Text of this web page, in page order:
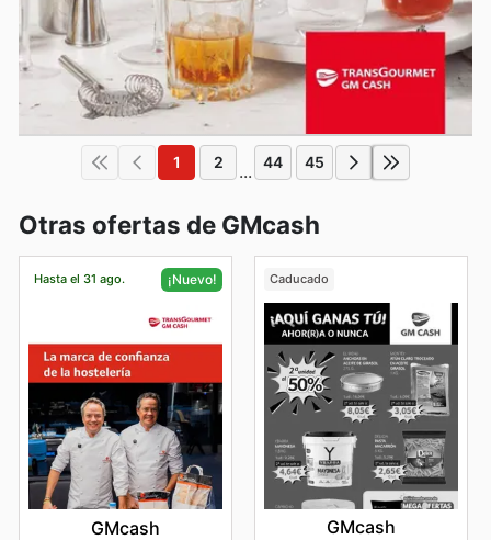
1 2 ... 44 45
Otras ofertas de GMcash
Hasta el 31 ago. ¡Nuevo!
GMcash
Caducado
GMcash